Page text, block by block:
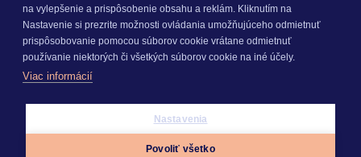
CenníkyOdporučte násPrávne dokumentyOdporúčaná
konfiguráciaAktualizácia verziíMobilné aplikácie
Odoberajte
O násKariéraPre média Nastavenie cookies
Copyright © 2026 KROS a. s.
na vylepšenie a prispôsobenie obsahu a reklám. Kliknutím na
Nastavenie si prezrite možnosti ovládania umožňujúceho odmietnuť
prispôsobovanie pomocou súborov cookie vrátane odmietnuť
používanie niektorých či všetkých súborov cookie na iné účely.
Viac informácií
Nastavenia
Povoliť všetko